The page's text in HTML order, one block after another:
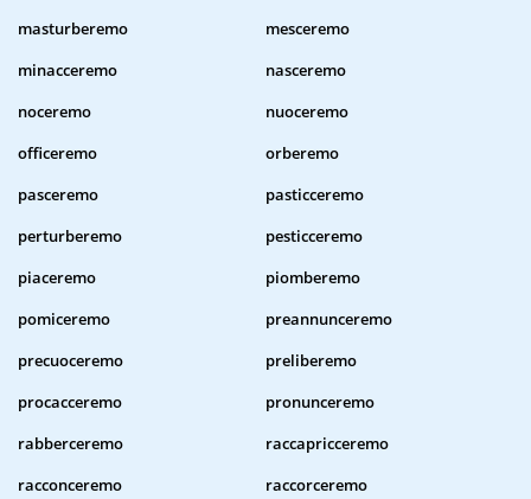
masturberemo
mesceremo
minacceremo
nasceremo
noceremo
nuoceremo
officeremo
orberemo
pasceremo
pasticceremo
perturberemo
pesticceremo
piaceremo
piomberemo
pomiceremo
preannunceremo
precuoceremo
preliberemo
procacceremo
pronunceremo
rabberceremo
raccapricceremo
racconceremo
raccorceremo